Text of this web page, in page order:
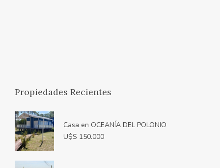
Propiedades Recientes
Casa en OCEANÍA DEL POLONIO
U$S 150.000